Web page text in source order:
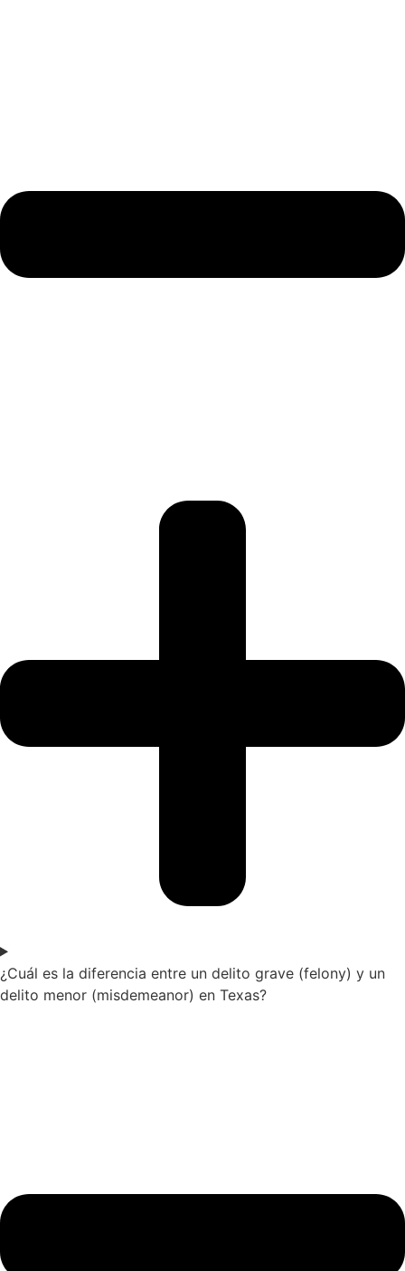
¿Cuál es la diferencia entre un delito grave (felony) y un
delito menor (misdemeanor) en Texas?